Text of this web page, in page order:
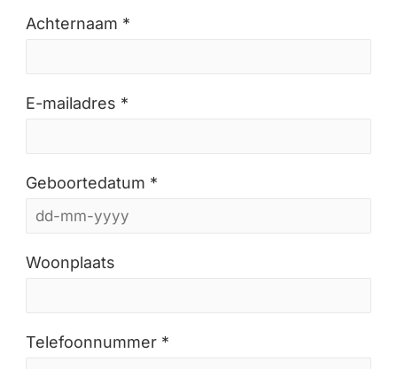
Achternaam *
E-mailadres *
Geboortedatum *
Woonplaats
Telefoonnummer *